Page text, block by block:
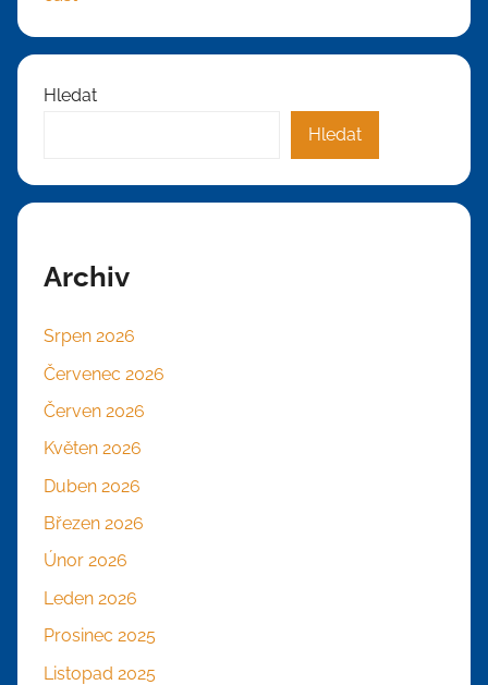
Hledat
Hledat
Archiv
Srpen 2026
Červenec 2026
Červen 2026
Květen 2026
Duben 2026
Březen 2026
Únor 2026
Leden 2026
Prosinec 2025
Listopad 2025